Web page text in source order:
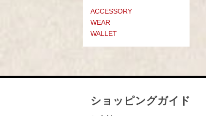
ACCESSORY
WEAR
WALLET
ショッピングガイド